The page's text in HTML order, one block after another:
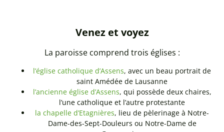
Venez et voyez
La paroisse comprend trois églises :
l’église catholique d’Assens, avec un beau portrait de
saint Amédée de Lausanne
l’ancienne église d’Assens, qui possède deux chaires,
l’une catholique et l’autre protestante
la chapelle d’Etagnières, lieu de pèlerinage à Notre-
Dame-des-Sept-Douleurs ou Notre-Dame de